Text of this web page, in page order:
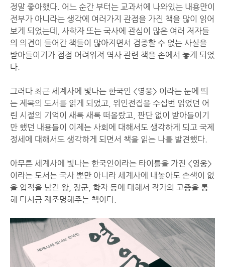
정말 좋아했다. 어느 순간 부터는 교과서에 나와있는 내용만이
전부가 아니라는 생각에 여러가지 관점을 가진 책을 많이 읽어
보게 되었는데, 사학자 또는 국사에 관심이 많은 여러 저자들
의 의견이 들어간 책들이 많아지면서 검증할 수 없는 사실을
받아들이기가 점점 어려워져 역사 관련 책을 손에서 놓게 되었
다.
그러다 최근 세계사에 빛나는 한국인 <영웅> 이라는 눈에 띄
는 제목의 도서를 읽게 되었고, 위인전집을 수십번 읽었던 어
린 시절의 기억이 새록 새록 떠올랐고, 판단 없이 받아들이기
만 했던 내용들이 이제는 사회에 대해서도 생각하게 되고 국제
정세에 대해서도 생각하게 되면서 책을 읽는 나를 발견했다.
아무튼 세계사에 빛나는 한국인이라는 타이틀을 가진 <영웅>
이라는 도서는 국사 뿐만 아니라 세계사에 내놓아도 손색이 없
을 업적을 남긴 왕, 장군, 학자 등에 대해서 작가의 고증을 통
해 다시금 재조명해주는 책이다.